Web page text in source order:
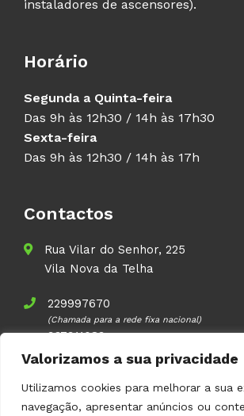
Valorizamos a sua privacidade
Utilizamos cookies para melhorar a sua
navegação, apresentar anúncios ou
instaladores de ascensores).
Horário
Segunda a Quinta-feira
Das 9h às 12h30 / 14h às 17h30
Sexta-feira
Das 9h às 12h30 / 14h às 17h
Contactos
Rua Vilar do Senhor, 225
Vila Nova da Telha
229997670
(Chamada para a rede fixa nacional)
937911083
(Chamada para a rede móvel nacional)
geral@volupal.pt